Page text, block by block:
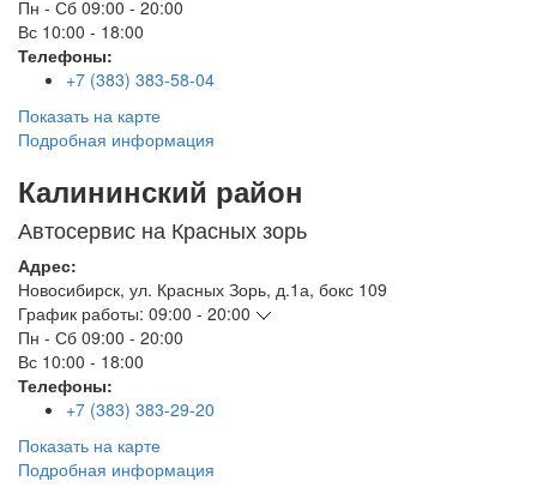
Пн - Сб 09:00 - 20:00
Вс 10:00 - 18:00
Телефоны:
+7 (383) 383-58-04
Показать на карте
Подробная информация
Калининский район
Автосервис на Красных зорь
Адрес:
Новосибирск, ул. Красных Зорь, д.1а, бокс 109
График работы: 09:00 - 20:00
Пн - Сб 09:00 - 20:00
Вс 10:00 - 18:00
Телефоны:
+7 (383) 383-29-20
Показать на карте
Подробная информация